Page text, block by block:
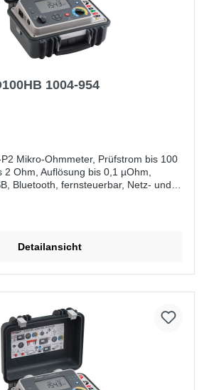
1004-954
Mikro-Ohmmeter, Prüfstrom bis 100
Ohm, Auflösung bis 0,1 µOhm,
Bluetooth, fernsteuerbar, Netz- und
Detailansicht